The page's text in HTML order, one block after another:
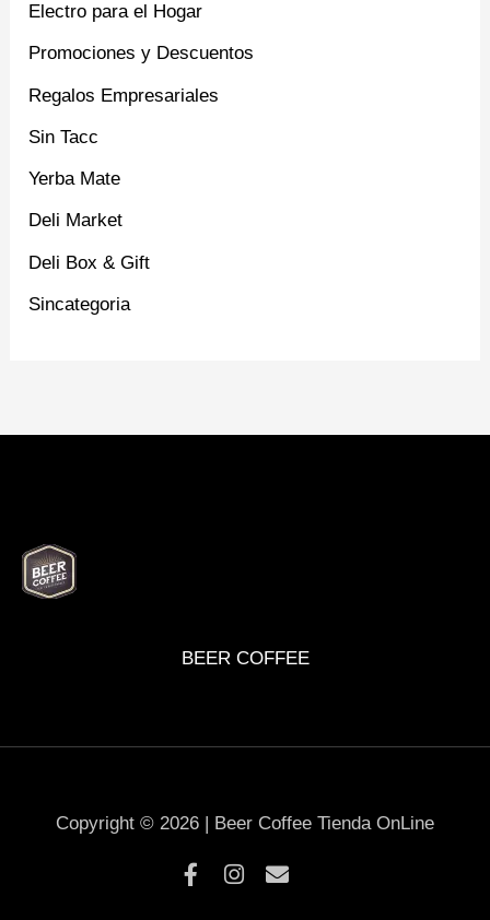
Electro para el Hogar
Promociones y Descuentos
Regalos Empresariales
Sin Tacc
Yerba Mate
Deli Market
Deli Box & Gift
Sincategoria
BEER COFFEE
Copyright © 2026 | Beer Coffee Tienda OnLine